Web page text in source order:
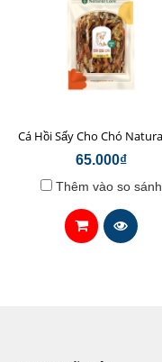
65.000₫
Thêm vào so sánh